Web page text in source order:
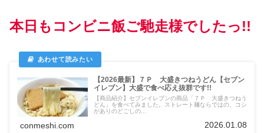
本日もコンビニ飯ご馳走様でしたっ!!
【2026最新】７Ｐ 大盛きつねうどん【セブン
イレブン】大盛で食べ応え抜群です!!
【商品紹介】セブンイレブンの商品「７Ｐ 大盛きつねう
どん」を食べてみました。ストレート麺ならではの、コシ
がありのどごしの...
conmeshi.com 2026.01.08